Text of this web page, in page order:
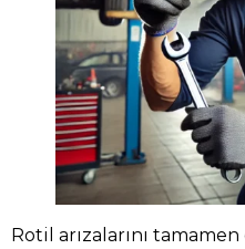
Rotil arızalarını